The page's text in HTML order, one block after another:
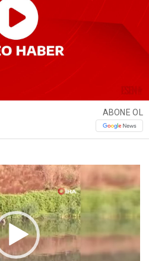
ABONE OL